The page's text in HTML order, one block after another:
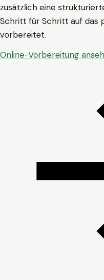
zusätzlich eine
Schritt für Schritt auf das
vorbereitet.
Online-Vorbereitung